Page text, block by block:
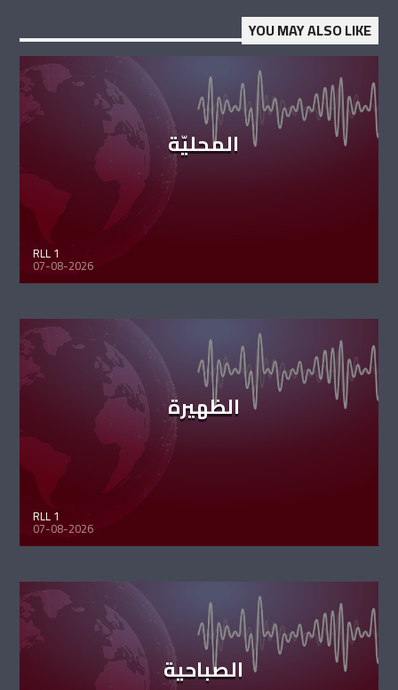
YOU MAY ALSO LIKE
المحليّة
RLL 1
07-08-2026
الظهيرة
RLL 1
07-08-2026
الصباحية